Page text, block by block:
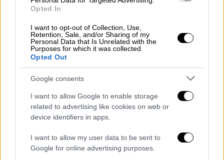
Opted In
I want to opt-out of Collection, Use,
Retention, Sale, and/or Sharing of my
Personal Data that Is Unrelated with the
Purposes for which it was collected.
Opted Out
Google consents
I want to allow Google to enable storage
related to advertising like cookies on web or
device identifiers in apps.
I want to allow my user data to be sent to
Google for online advertising purposes.
μας ανθρώπους, ανθρώπους που τους
γνωρίσαμε πρώτη φορά, ανθρώπους που δεν
ξέρουμε καν, μα αυτοί μας έχουν ήδη
στιγματίσει.
Από τη Δικαιοσύνη που εμφανίζεται από
αδύναμη και ανεπαρκής έως και απρόθυμη να
αποδώσει τις αντίστοιχες ευθύνες σε
περιπτώσεις δομικής βίας και κρατικής
αμέλειας – όπως ήταν το ναυάγιο στην Πύλο
και η τραγωδία των Τεμπών – αναδεικνύεται
το διαρκές έλλειμμα λογοδοσίας και
εμπιστοσύνης στους θεσμούς.